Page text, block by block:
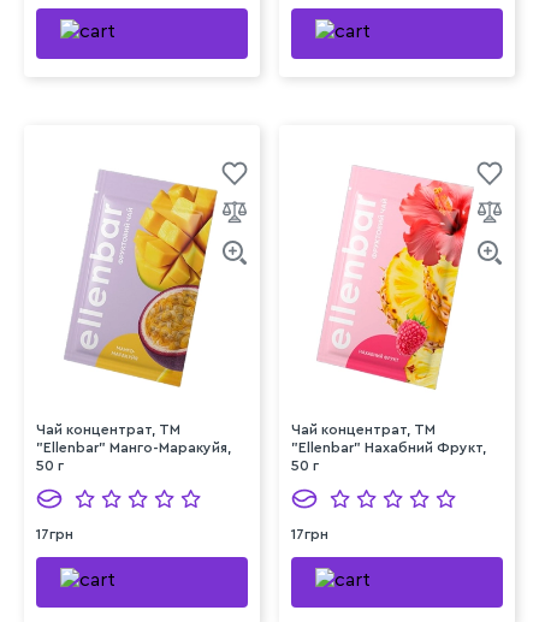
Чай концентрат, TM
"Ellenbar" Манго-Маракуйя,
50 г
17грн
Чай концентрат, TM
"Ellenbar" Нахабний Фрукт,
50 г
17грн